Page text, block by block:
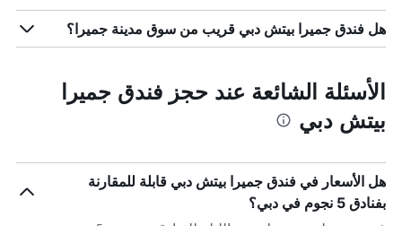
هل فندق جميرا بيتش دبي قريب من سوق مدينة جميرا؟
الأسئلة الشائعة عند حجز فندق جميرا
بيتش دبي
هل الأسعار في فندق جميرا بيتش دبي قابلة للمقارنة
بفنادق 5 نجوم في دبي؟